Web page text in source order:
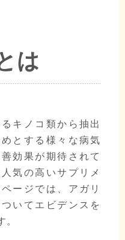
は
キノコ類から抽出
とする様々な病気
効果が期待されて
気の高いサプリメ
ージでは、アガリ
いてエビデンスを
。